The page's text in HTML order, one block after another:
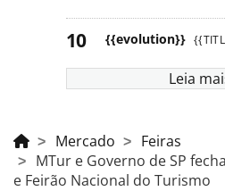
{{evolution}}
Leia
Mercado
Feiras
MTur e Governo de SP
e Feirão Nacional do Turismo